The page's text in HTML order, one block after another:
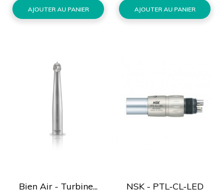
AJOUTER AU PANIER AJOUTER AU PANIER
Bien Air - Turbine... NSK - PTL-CL-LED